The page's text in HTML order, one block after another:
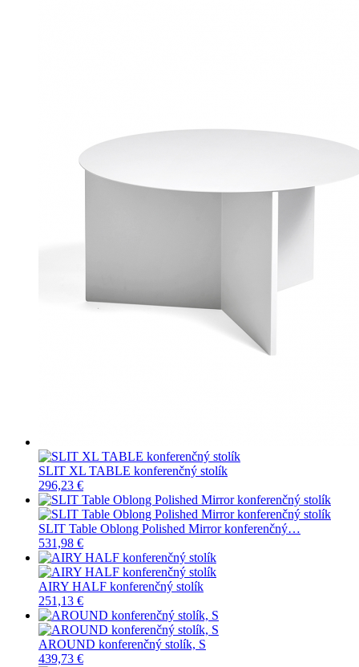
SLIT XL TABLE konferenčný stolík
296,23 €
SLIT Table Oblong Polished Mirror konferenčný…
531,98 €
AIRY HALF konferenčný stolík
251,13 €
AROUND konferenčný stolík, S
439,73 €